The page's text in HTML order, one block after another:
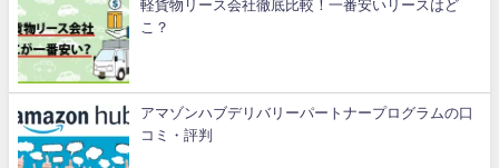
軽貨物リース会社徹底比較！一番安いリースはど
こ？
アマゾンハブデリバリーパートナープログラムの口
コミ・評判